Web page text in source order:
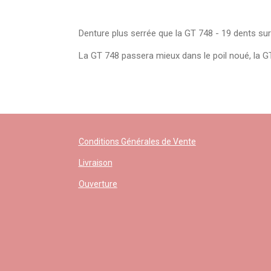
Denture plus serrée que la GT 748 - 19 dents
La GT 748 passera mieux dans le poil noué, la
Conditions Générales de Vente
Livraison
Ouverture